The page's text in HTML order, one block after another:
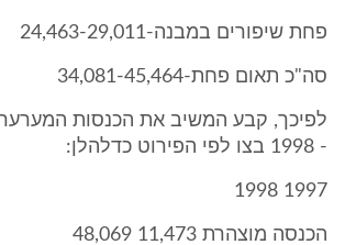
פחת שיפורים במבנה-24,463-29,011
סה"כ תאום פחת-34,081-45,464
- 1998 בצו לפי הפירוט כדלהלן:
1997 1998
הכנסה מוצהרת 11,473 48,069